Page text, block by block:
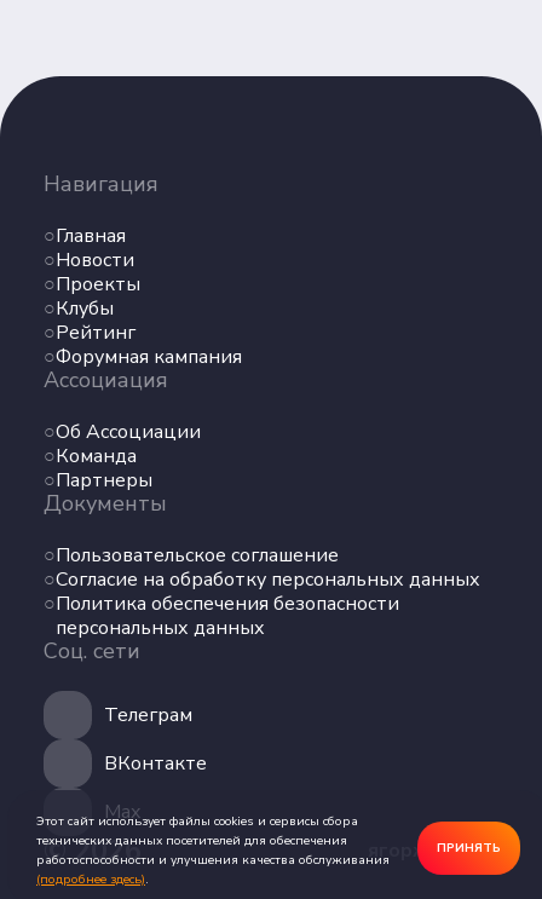
Навигация
Главная
Новости
Проекты
Клубы
Рейтинг
Форумная кампания
Ассоциация
Об Ассоциации
Команда
Партнеры
Документы
Пользовательское соглашение
Согласие на обработку персональных данных
Политика обеспечения безопасности
персональных данных
Соц. сети
Телеграм
ВКонтакте
Max
© 2026 ягоржусь.рус
Этот сайт использует файлы cookies и сервисы сбора
технических данных посетителей для обеспечения
работоспособности и улучшения качества обслуживания
(подробнее здесь).
ПРИНЯТЬ